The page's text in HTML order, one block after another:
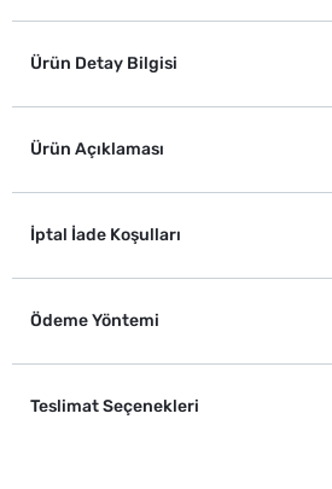
Ürün Detay Bilgisi
Ürün Açıklaması
İptal İade Koşulları
Ödeme Yöntemi
Teslimat Seçenekleri